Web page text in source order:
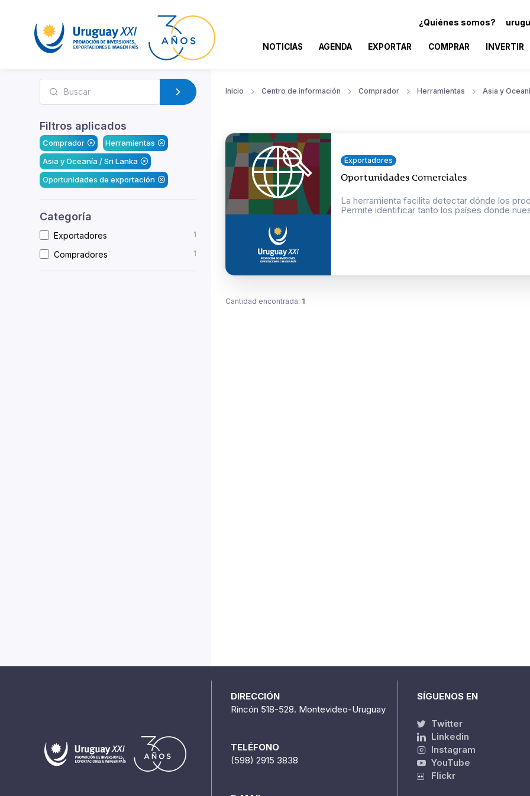
¿Quiénes somos?
NOTICIAS AGENDA EXPORTAR COMPRAR INVERTIR
Filtros aplicados
Comprador
Herramientas
Asia y Oceanía / Sri Lanka
Oportunidades de exportación
Categoría
Exportadores 1
Compradores 1
Inicio Centro de información Comprador Herramientas Asia y
Exportadores
Oportunidades Comerciales
La herramienta facilita detectar dónde los
Permite identificar tanto los países donde
Cantidad encontrada: 1
DIRECCIÓN
Rincón 518-528. Montevideo-Uruguay
TELÉFONO
(598) 2915 3838
SÍGUENOS EN
Twitter
Linkedin
Instagram
YouTube
Flickr